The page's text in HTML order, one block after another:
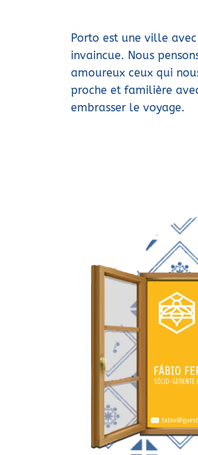
Porto est une ville
invaincue. Nous
amoureux ceux qui
proche et familière
embrasser le voyage.